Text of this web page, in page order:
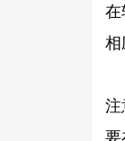
在
相
注
要